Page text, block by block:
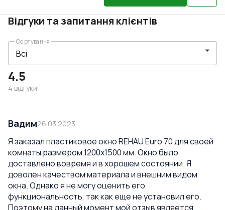
Відгуки та запитання клієнтів
4.5
4 відгуки
Сортування
Вадим26.03.2023
Я заказал пластиковое окно REHAU Euro 70 для своей
комнаты размером 1200x1500 мм. Окно было
доставлено вовремя и в хорошем состоянии. Я
доволен качеством материала и внешним видом
окна. Однако я не могу оценить его
функциональность, так как еще не установил его.
Поэтому на данный момент мой отзыв является